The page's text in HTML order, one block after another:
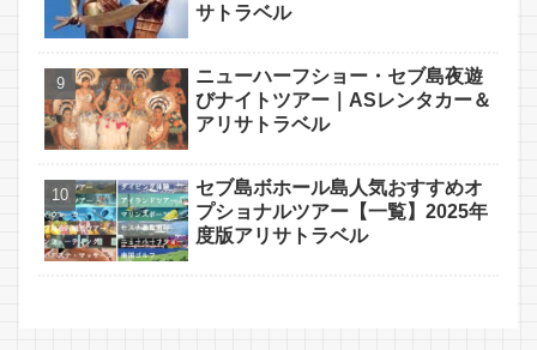
サトラベル
ニューハーフショー・セブ島夜遊
びナイトツアー｜ASレンタカー＆
アリサトラベル
セブ島ボホール島人気おすすめオ
プショナルツアー【一覧】2025年
度版アリサトラベル